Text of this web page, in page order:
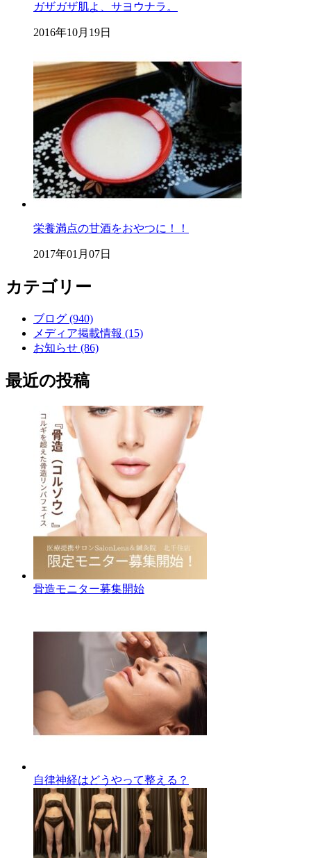
ガザガザ肌よ、サヨウナラ。
2016年10月19日
栄養満点の甘酒をおやつに！！
2017年01月07日
カテゴリー
ブログ (940)
メディア掲載情報 (15)
お知らせ (86)
最近の投稿
骨造モニター募集開始
自律神経はどうやって整える？